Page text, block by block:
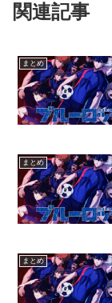
関連記事
まとめ
まとめ
まとめ